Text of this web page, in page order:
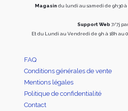
Magasin du lundi au samedi de 9h30 à
Support Web 7/7j
Et du Lundi au Vendredi de 9h à 18h au
FAQ
Conditions générales de vente
Mentions légales
Politique de confidentialité
Contact